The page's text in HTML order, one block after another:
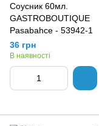
Соусник 60мл.
GASTROBOUTIQUE
Pasabahce - 53942-1
36 грн
В наявності